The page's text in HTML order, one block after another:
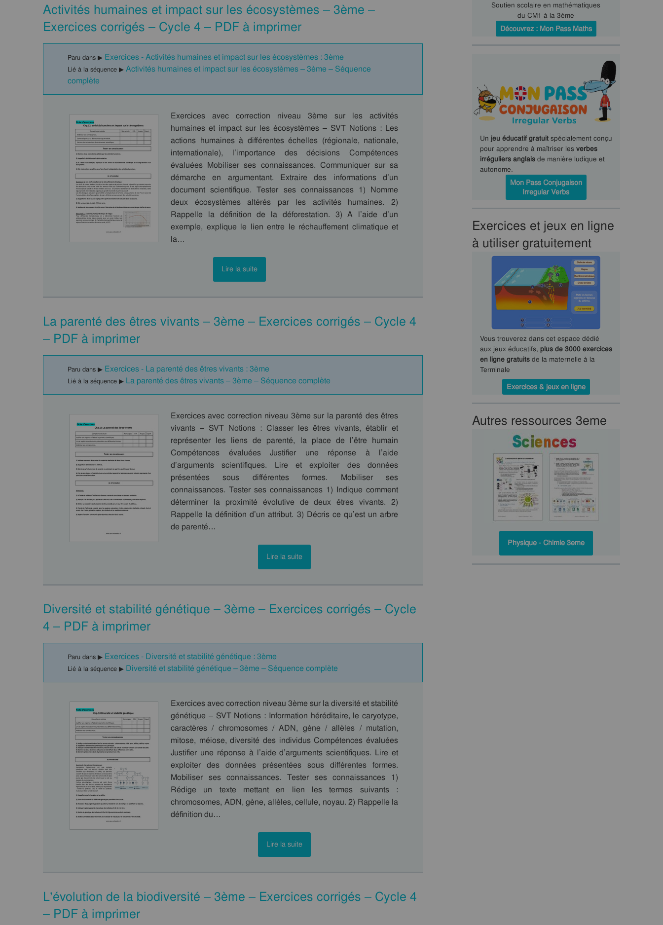
Activités humaines et impact sur les écosystèmes – 3ème –
Exercices corrigés – Cycle 4 – PDF à imprimer
Paru dans ▶ Exercices - Activités humaines et impact sur les écosystèmes : 3ème
Lié à la séquence ▶ Activités humaines et impact sur les écosystèmes – 3ème – Séquence
complète
Exercices avec correction niveau 3ème sur les activités
humaines et impact sur les écosystèmes – SVT Notions : Les
actions humaines à différentes échelles (régionale, nationale,
internationale), l’importance des décisions Compétences
évaluées Mobiliser ses connaissances. Communiquer sur sa
démarche en argumentant. Extraire des informations d’un
document scientifique. Tester ses connaissances 1) Nomme
deux écosystèmes altérés par les activités humaines. 2)
Rappelle la définition de la déforestation. 3) A l’aide d’un
exemple, explique le lien entre le réchauffement climatique et
la…
Lire la suite
La parenté des êtres vivants – 3ème – Exercices corrigés – Cycle 4
– PDF à imprimer
Paru dans ▶ Exercices - La parenté des êtres vivants : 3ème
Lié à la séquence ▶ La parenté des êtres vivants – 3ème – Séquence complète
Exercices avec correction niveau 3ème sur la parenté des êtres
vivants – SVT Notions : Classer les êtres vivants, établir et
représenter les liens de parenté, la place de l’être humain
Compétences évaluées Justifier une réponse à l’aide
d’arguments scientifiques. Lire et exploiter des données
présentées sous différentes formes. Mobiliser ses
connaissances. Tester ses connaissances 1) Indique comment
déterminer la proximité évolutive de deux êtres vivants. 2)
Rappelle la définition d’un attribut. 3) Décris ce qu’est un arbre
de parenté…
Lire la suite
Diversité et stabilité génétique – 3ème – Exercices corrigés – Cycle
4 – PDF à imprimer
Paru dans ▶ Exercices - Diversité et stabilité génétique : 3ème
Lié à la séquence ▶ Diversité et stabilité génétique – 3ème – Séquence complète
Exercices avec correction niveau 3ème sur la diversité et stabilité
génétique – SVT Notions : Information héréditaire, le caryotype,
caractères / chromosomes / ADN, gène / allèles / mutation,
mitose, méiose, diversité des individus Compétences évaluées
Justifier une réponse à l’aide d’arguments scientifiques. Lire et
exploiter des données présentées sous différentes formes.
Mobiliser ses connaissances. Tester ses connaissances 1)
Rédige un texte mettant en lien les termes suivants :
chromosomes, ADN, gène, allèles, cellule, noyau. 2) Rappelle la
définition du…
Lire la suite
L’évolution de la biodiversité – 3ème – Exercices corrigés – Cycle 4
– PDF à imprimer
Soutien scolaire en mathématiques
du CM1 à la 3ème
Découvrez : Mon Pass Maths
Un jeu éducatif gratuitspécialement conçu
pour apprendre à maîtriser les verbes
irréguliers anglaisde manière ludique et
autonome.
Mon Pass Conjugaison
Irregular Verbs
Exercices et jeux en ligne
à utiliser gratuitement
Vous trouverez dans cet espace dédié
aux jeux éducatifs, plus de 3000 exercices
en ligne gratuitsde la maternelle à la
Terminale
Exercices & jeux en ligne
Autres ressources 3eme
Physique - Chimie 3eme